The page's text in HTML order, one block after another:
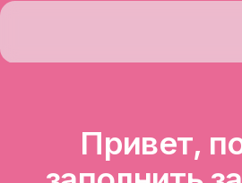
заполнить заявку на
лотерею